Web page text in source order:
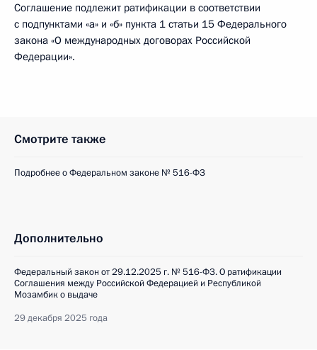
Соглашение подлежит ратификации в соответствии
с подпунктами «а» и «б» пункта 1 статьи 15 Федерального
закона «О международных договорах Российской
Федерации».
Смотрите также
Подробнее о Федеральном законе № 516-ФЗ
Дополнительно
Федеральный закон от 29.12.2025 г. № 516-ФЗ. О ратификации
Соглашения между Российской Федерацией и Республикой
Мозамбик о выдаче
29 декабря 2025 года